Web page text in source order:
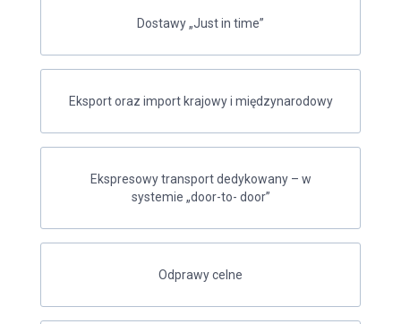
Dostawy „Just in time”
Eksport oraz import krajowy i międzynarodowy
Ekspresowy transport dedykowany – w
systemie „door-to- door”
Odprawy celne